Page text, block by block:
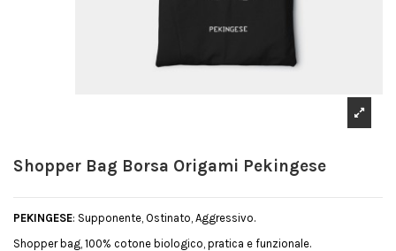
Shopper Bag Borsa Origami Pekingese
PEKINGESE: Supponente, Ostinato, Aggressivo.
Shopper bag, 100% cotone biologico, pratica e funzionale.